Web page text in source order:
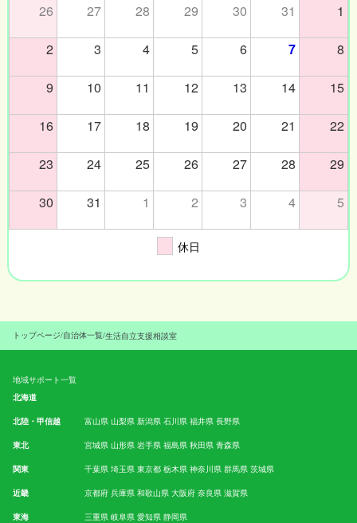
26 27 28 29 30 31 1
2 3 4 5 6 7 8
9 10 11 12 13 14 15
16 17 18 19 20 21 22
23 24 25 26 27 28 29
30 31 1 2 3 4 5
休日
トップページ/自治体一覧/生活自立支援相談室
地域サポート一覧
北海道
北陸・甲信越 富山県 山梨県 新潟県 石川県 福井県 長野県
東北 宮城県 山形県 岩手県 福島県 秋田県 青森県
関東 千葉県 埼玉県 東京都 栃木県 神奈川県 群馬県 茨城県
近畿 京都府 兵庫県 和歌山県 大阪府 奈良県 滋賀県
東海 三重県 岐阜県 愛知県 静岡県